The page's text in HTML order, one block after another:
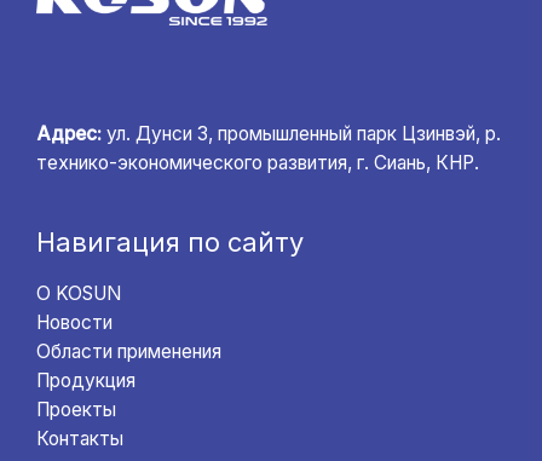
Адрес: ул. Дунси 3, промышленный парк Цзинвэй, р.
технико-экономического развития, г. Сиань, КНР.
Навигация по сайту
О KOSUN
Новости
Области применения
Продукция
Проекты
Контакты